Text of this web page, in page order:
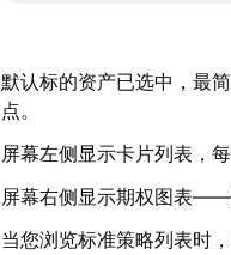
默认标的资产已选中，最
点。
屏幕左侧显示卡片列表，
屏幕右侧显示期权图表——
当您浏览标准策略列表时